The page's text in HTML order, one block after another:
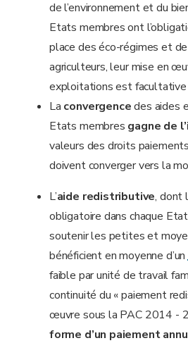
de l’environnement et du
Etats membres ont
place des éco-régimes et
agriculteurs, leur mise en
exploitations est facultative
La convergencedes aides
Etats membres gagne de
valeurs des droits
doivent converger vers la
L’aide redistributive, dont
obligatoire dans chaque
soutenir les petites et
bénéficient en moyenne d’un
faible par unité de travail
continuité du « paiement
œuvre sous la PAC 2014 -
forme d’un paiement